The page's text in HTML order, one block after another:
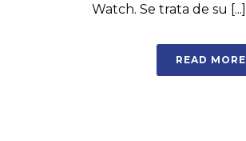
Watch. Se trata de su [...]
READ MORE